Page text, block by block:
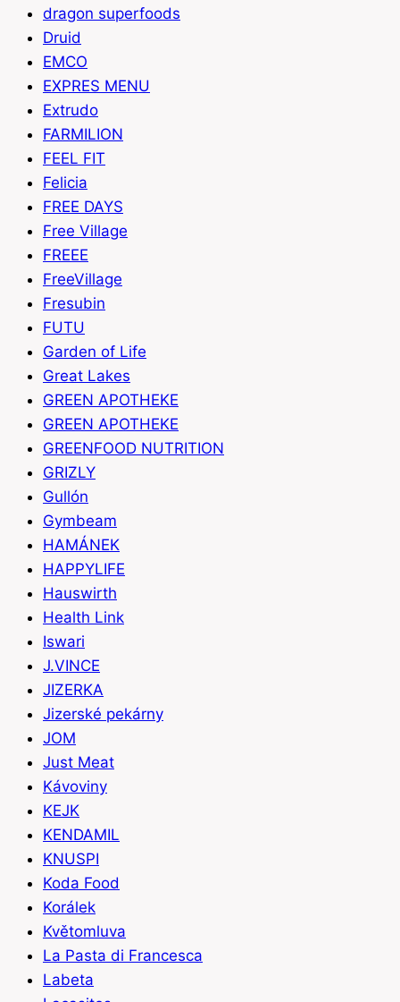
dragon superfoods
Druid
EMCO
EXPRES MENU
Extrudo
FARMILION
FEEL FIT
Felicia
FREE DAYS
Free Village
FREEE
FreeVillage
Fresubin
FUTU
Garden of Life
Great Lakes
GREEN APOTHEKE
GREEN APOTHEKE
GREENFOOD NUTRITION
GRIZLY
Gullón
Gymbeam
HAMÁNEK
HAPPYLIFE
Hauswirth
Health Link
Iswari
J.VINCE
JIZERKA
Jizerské pekárny
JOM
Just Meat
Kávoviny
KEJK
KENDAMIL
KNUSPI
Koda Food
Korálek
Květomluva
La Pasta di Francesca
Labeta